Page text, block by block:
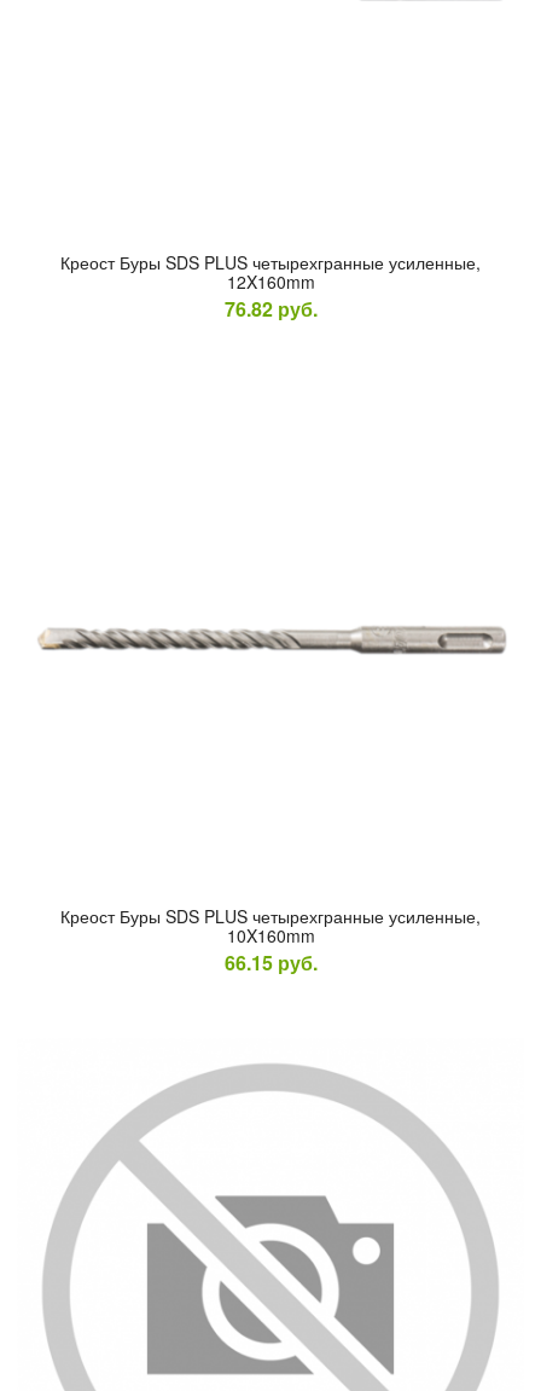
Кре­ост Бу­ры SDS PLUS че­тырех­гран­ные уси­лен­ные,
12X160mm
76.82 руб.
Кре­ост Бу­ры SDS PLUS че­тырех­гран­ные уси­лен­ные,
10X160mm
66.15 руб.